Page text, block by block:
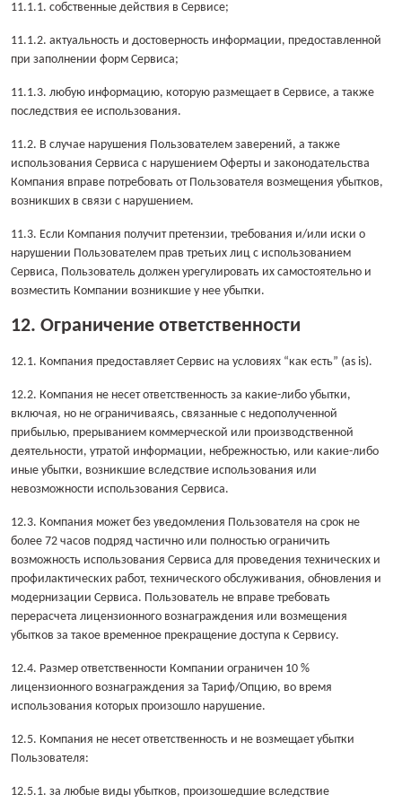
11.1.1. собственные действия в Сервисе;
11.1.2. актуальность и достоверность информации, предоставленной
при заполнении форм Сервиса;
11.1.3. любую информацию, которую размещает в Сервисе, а также
последствия ее использования.
11.2. В случае нарушения Пользователем заверений, а также
использования Сервиса с нарушением Оферты и законодательства
Компания вправе потребовать от Пользователя возмещения убытков,
возникших в связи с нарушением.
11.3. Если Компания получит претензии, требования и/или иски о
нарушении Пользователем прав третьих лиц с использованием
Сервиса, Пользователь должен урегулировать их самостоятельно и
возместить Компании возникшие у нее убытки.
12. Ограничение ответственности
12.1. Компания предоставляет Сервис на условиях “как есть” (as is).
12.2. Компания не несет ответственность за какие-либо убытки,
включая, но не ограничиваясь, связанные с недополученной
прибылью, прерыванием коммерческой или производственной
деятельности, утратой информации, небрежностью, или какие-либо
иные убытки, возникшие вследствие использования или
невозможности использования Сервиса.
12.3. Компания может без уведомления Пользователя на срок не
более 72 часов подряд частично или полностью ограничить
возможность использования Сервиса для проведения технических и
профилактических работ, технического обслуживания, обновления и
модернизации Сервиса. Пользователь не вправе требовать
перерасчета лицензионного вознаграждения или возмещения
убытков за такое временное прекращение доступа к Сервису.
12.4. Размер ответственности Компании ограничен 10 %
лицензионного вознаграждения за Тариф/Опцию, во время
использования которых произошло нарушение.
12.5. Компания не несет ответственность и не возмещает убытки
Пользователя:
12.5.1. за любые виды убытков, произошедшие вследствие